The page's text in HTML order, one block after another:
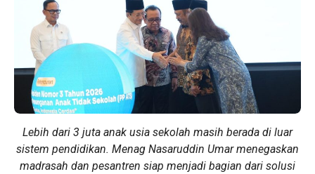
Lebih dari 3 juta anak usia sekolah masih berada di luar
sistem pendidikan. Menag Nasaruddin Umar menegaskan
madrasah dan pesantren siap menjadi bagian dari solusi